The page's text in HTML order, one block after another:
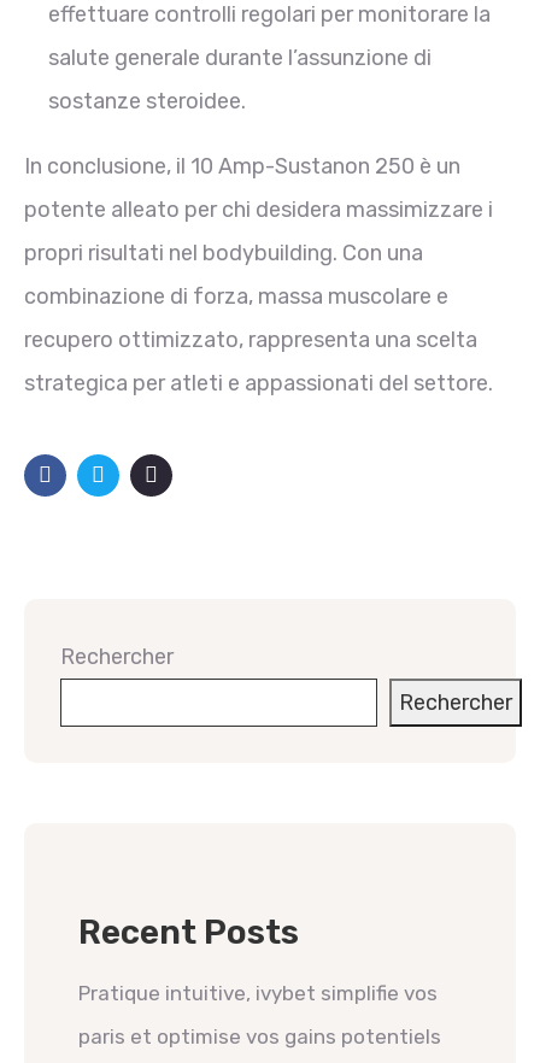
effettuare controlli regolari per monitorare la
salute generale durante l’assunzione di
sostanze steroidee.
In conclusione, il 10 Amp-Sustanon 250 è un
potente alleato per chi desidera massimizzare i
propri risultati nel bodybuilding. Con una
combinazione di forza, massa muscolare e
recupero ottimizzato, rappresenta una scelta
strategica per atleti e appassionati del settore.
Rechercher
Rechercher
Recent Posts
Pratique intuitive, ivybet simplifie vos
paris et optimise vos gains potentiels